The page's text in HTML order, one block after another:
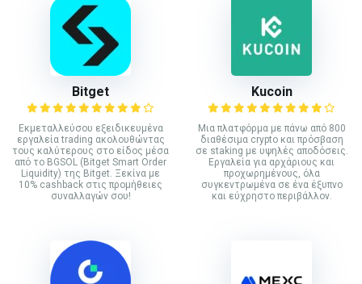
Bitget
Εκμεταλλεύσου εξειδικευμένα
εργαλεία trading ακολουθώντας
τους καλύτερους στο είδος μέσα
από το BGSOL (Bitget Smart Order
Liquidity) της Bitget. Ξεκίνα με
10% cashback στις προμήθειες
συναλλαγών σου!
Kucoin
Mια πλατφόρμα με πάνω από 800
διαθέσιμα crypto και πρόσβαση
σε staking με υψηλές αποδόσεις.
Εργαλεία για αρχάριους και
προχωρημένους, όλα
συγκεντρωμένα σε ένα έξυπνο
και εύχρηστο περιβάλλον.